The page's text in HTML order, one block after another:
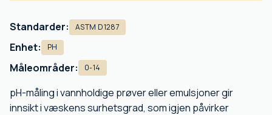
Standarder: ASTM D1287
Enhet: PH
Måleområder: 0-14
pH-måling i vannholdige prøver eller emulsjoner gir
innsikt i væskens surhetsgrad, som igjen påvirker